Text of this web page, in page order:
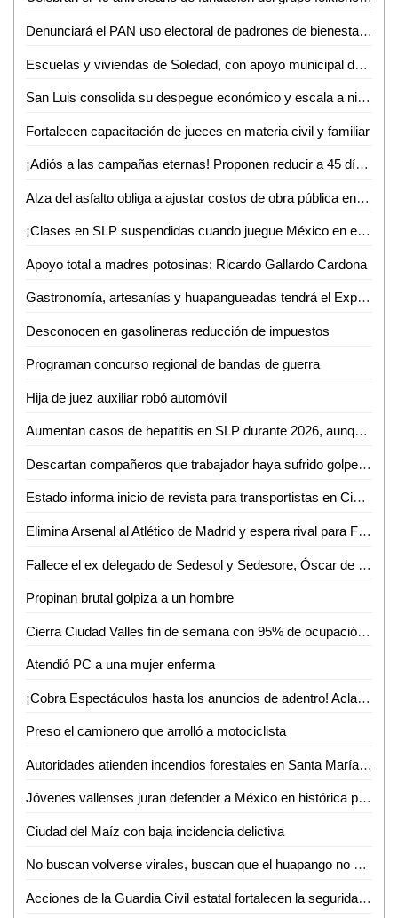
Denunciará el PAN uso electoral de padrones de bienestar en cuanto inicie el proceso electoral
Escuelas y viviendas de Soledad, con apoyo municipal de abasto de agua: alcalde
San Luis consolida su despegue económico y escala a nivel nacional
Fortalecen capacitación de jueces en materia civil y familiar
¡Adiós a las campañas eternas! Proponen reducir a 45 días el periodo electoral SLP
Alza del asfalto obliga a ajustar costos de obra pública en SLP
¡Clases en SLP suspendidas cuando juegue México en el Mundial!
Apoyo total a madres potosinas: Ricardo Gallardo Cardona
Gastronomía, artesanías y huapangueadas tendrá el Expo Bazar 2026 en Ciudad Valles
Desconocen en gasolineras reducción de impuestos
Programan concurso regional de bandas de guerra
Hija de juez auxiliar robó automóvil
Aumentan casos de hepatitis en SLP durante 2026, aunque con baja incidencia
Descartan compañeros que trabajador haya sufrido golpe de calor en gasolinera
Estado informa inicio de revista para transportistas en Ciudad Valles
Elimina Arsenal al Atlético de Madrid y espera rival para Final de la Champions.
Fallece el ex delegado de Sedesol y Sedesore, Óscar de la Cruz Requena
Propinan brutal golpiza a un hombre
Cierra Ciudad Valles fin de semana con 95% de ocupación hotelera y miles de turistas en parajes
Atendió PC a una mujer enferma
¡Cobra Espectáculos hasta los anuncios de adentro! Aclaran dudas a comerciantes de Valles
Preso el camionero que arrolló a motociclista
Autoridades atienden incendios forestales en Santa María del Río y Cárdenas
Jóvenes vallenses juran defender a México en histórica protesta de bandera del SMN
Ciudad del Maíz con baja incidencia delictiva
No buscan volverse virales, buscan que el huapango no se pierda en los pueblos: Trío Sierra Gorda
Acciones de la Guardia Civil estatal fortalecen la seguridad en San Luis Potosí